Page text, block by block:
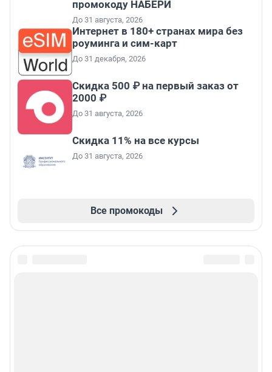
промокоду НАБЕРИ
До 31 августа, 2026
Интернет в 180+ странах мира без
роуминга и сим-карт
До 31 декабря, 2026
Скидка 500 ₽ на первый заказ от
2000 ₽
До 31 августа, 2026
Скидка 11% на все курсы
До 31 августа, 2026
Все промокоды